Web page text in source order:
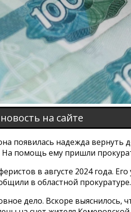
на сайте
появилась надежда вернуть
помощь ему пришли
в августе 2024 года. Его
в областной прокуратуре.
дело. Вскоре выяснилось,